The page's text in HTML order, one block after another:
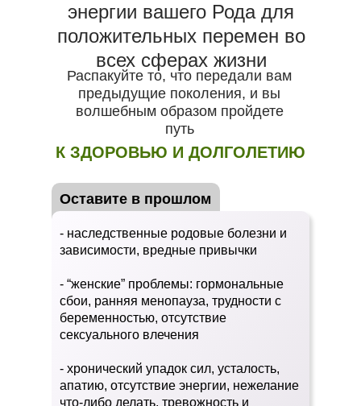
энергии вашего Рода для
положительных перемен во
всех сферах жизни
Распакуйте то, что передали вам
предыдущие поколения, и вы
волшебным образом пройдете
путь
Оставите в прошлом
- наследственные родовые болезни и
зависимости, вредные привычки
- “женские” проблемы: гормональные
сбои, ранняя менопауза, трудности с
беременностью, отсутствие
сексуального влечения
- хронический упадок сил, усталость,
апатию, отсутствие энергии, нежелание
что-либо делать, тревожность и
К ЗДОРОВЬЮ И ДОЛГОЛЕТИЮ